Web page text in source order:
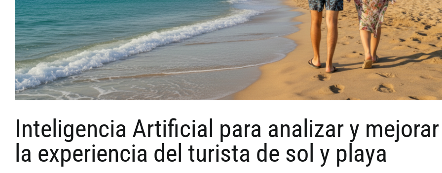
Inteligencia Artificial para analizar y mejorar
la experiencia del turista de sol y playa